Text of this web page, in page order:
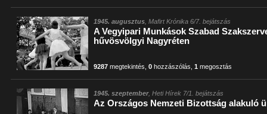
1945. augusztus , Mafirt Krónika 6/7. bejátszás
A Vegyipari Munkások Szabad
hűvösvölgyi Nagyréten
9287 megtekintés ,0 hozzászólás ,1 megosztás
1945. szeptember, Heti Hírek 7/1. bejátszás
Az Országos Nemzeti Bizottság alakuló